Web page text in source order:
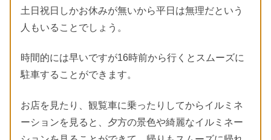
土日祝日しかお休みが無いから平日は無理だという
人もいることでしょう。
時間的には早いですが16時前から行くとスムーズに
駐車することができます。
お店を見たり、観覧車に乗ったりしてからイルミネ
ーションを見ると、夕方の景色や綺麗なイルミネー